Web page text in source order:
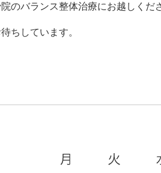
のバランス整体治療にお越しくだ
ちしています。